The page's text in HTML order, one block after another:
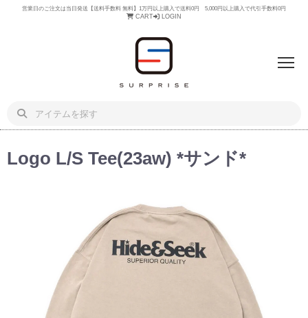
営業日のご注文は当日発送【送料手数料 無料】1万円以上購入で送料0円 5,000円以上購入で代引手数料0円
CART LOGIN
Logo L/S Tee(23aw) *サンド*